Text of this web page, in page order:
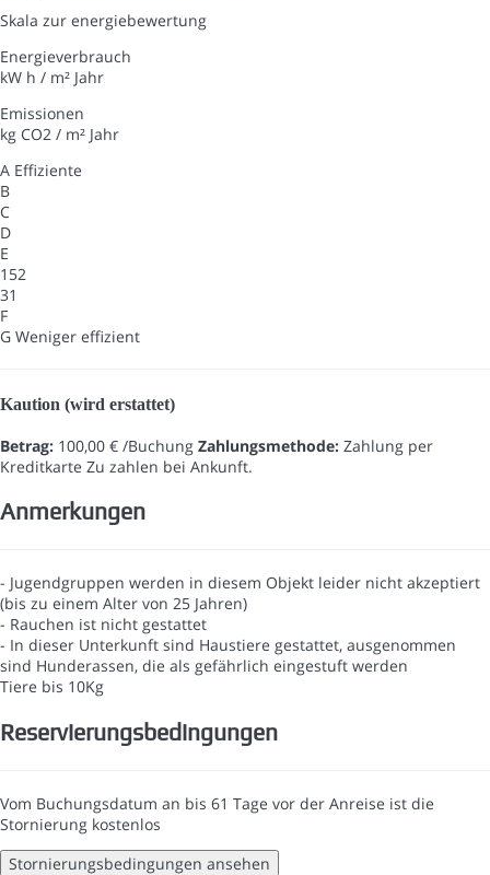
Skala zur energiebewertung
Energieverbrauch
kW h / m² Jahr
Emissionen
kg CO2 / m² Jahr
A Effiziente
B
C
D
E
152
31
F
G Weniger effizient
Kaution (wird erstattet)
Betrag: 100,00 € /Buchung Zahlungsmethode: Zahlung per
Kreditkarte Zu zahlen bei Ankunft.
Anmerkungen
- Jugendgruppen werden in diesem Objekt leider nicht akzeptiert
(bis zu einem Alter von 25 Jahren)
- Rauchen ist nicht gestattet
- In dieser Unterkunft sind Haustiere gestattet, ausgenommen
sind Hunderassen, die als gefährlich eingestuft werden
Tiere bis 10Kg
Reservierungsbedingungen
Vom Buchungsdatum an bis 61 Tage vor der Anreise ist die
Stornierung kostenlos
Stornierungsbedingungen ansehen